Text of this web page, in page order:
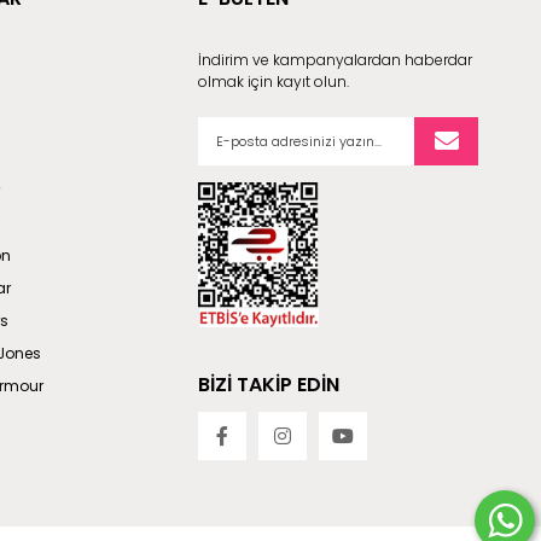
İndirim ve kampanyalardan haberdar
olmak için kayıt olun.
BİZİ TAKİP EDİN